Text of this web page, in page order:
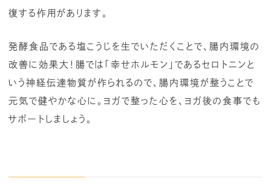
復する作用があります。
発酵食品である塩こうじを生でいただくことで、腸内環境の
改善に効果大！腸では「幸せホルモン」であるセロトニンと
いう神経伝達物質が作られるので、腸内環境が整うことで
元気で健やかな心に。ヨガで整った心を、ヨガ後の食事でも
サポートしましょう。